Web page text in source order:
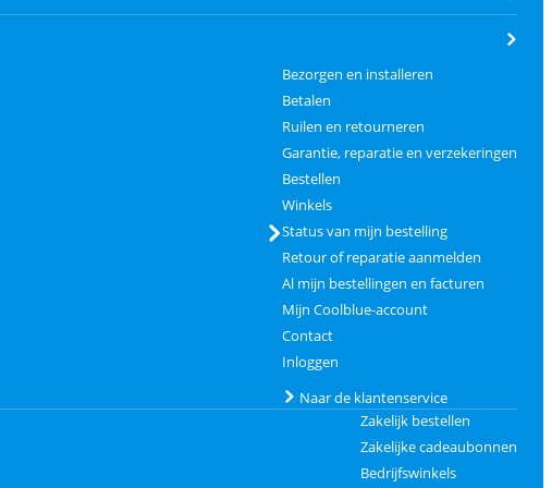
Bezorgen en installeren
Betalen
Ruilen en retourneren
Garantie, reparatie en verzekeringen
Bestellen
Winkels
Status van mijn bestelling
Retour of reparatie aanmelden
Al mijn bestellingen en facturen
Mijn Coolblue-account
Contact
Inloggen
Naar de klantenservice
Zakelijk bestellen
Zakelijke cadeaubonnen
Bedrijfswinkels